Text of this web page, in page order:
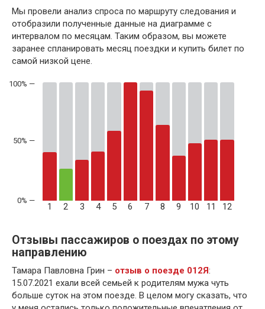
Мы провели анализ спроса по маршруту следования и
отобразили полученные данные на диаграмме с
интервалом по месяцам. Таким образом, вы можете
заранее спланировать месяц поездки и купить билет по
самой низкой цене.
50% —
1 2 3 4 5 6 7 8 9 10 11 12
Отзывы пассажиров о поездах по этому
направлению
Тамара Павловна Грин – отзыв о поезде 012Я:
15.07.2021 ехали всей семьей к родителям мужа чуть
больше суток на этом поезде. В целом могу сказать, что